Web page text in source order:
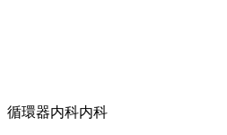
循環器内科内科